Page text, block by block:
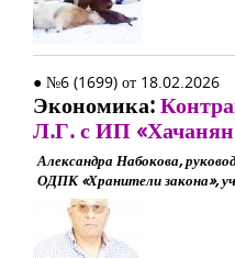
● №6 (1699) от 18.02.2026
Экономика:
Л.Г. с ИП
Александра Набокова,
ОДПК «Хранители закона»,